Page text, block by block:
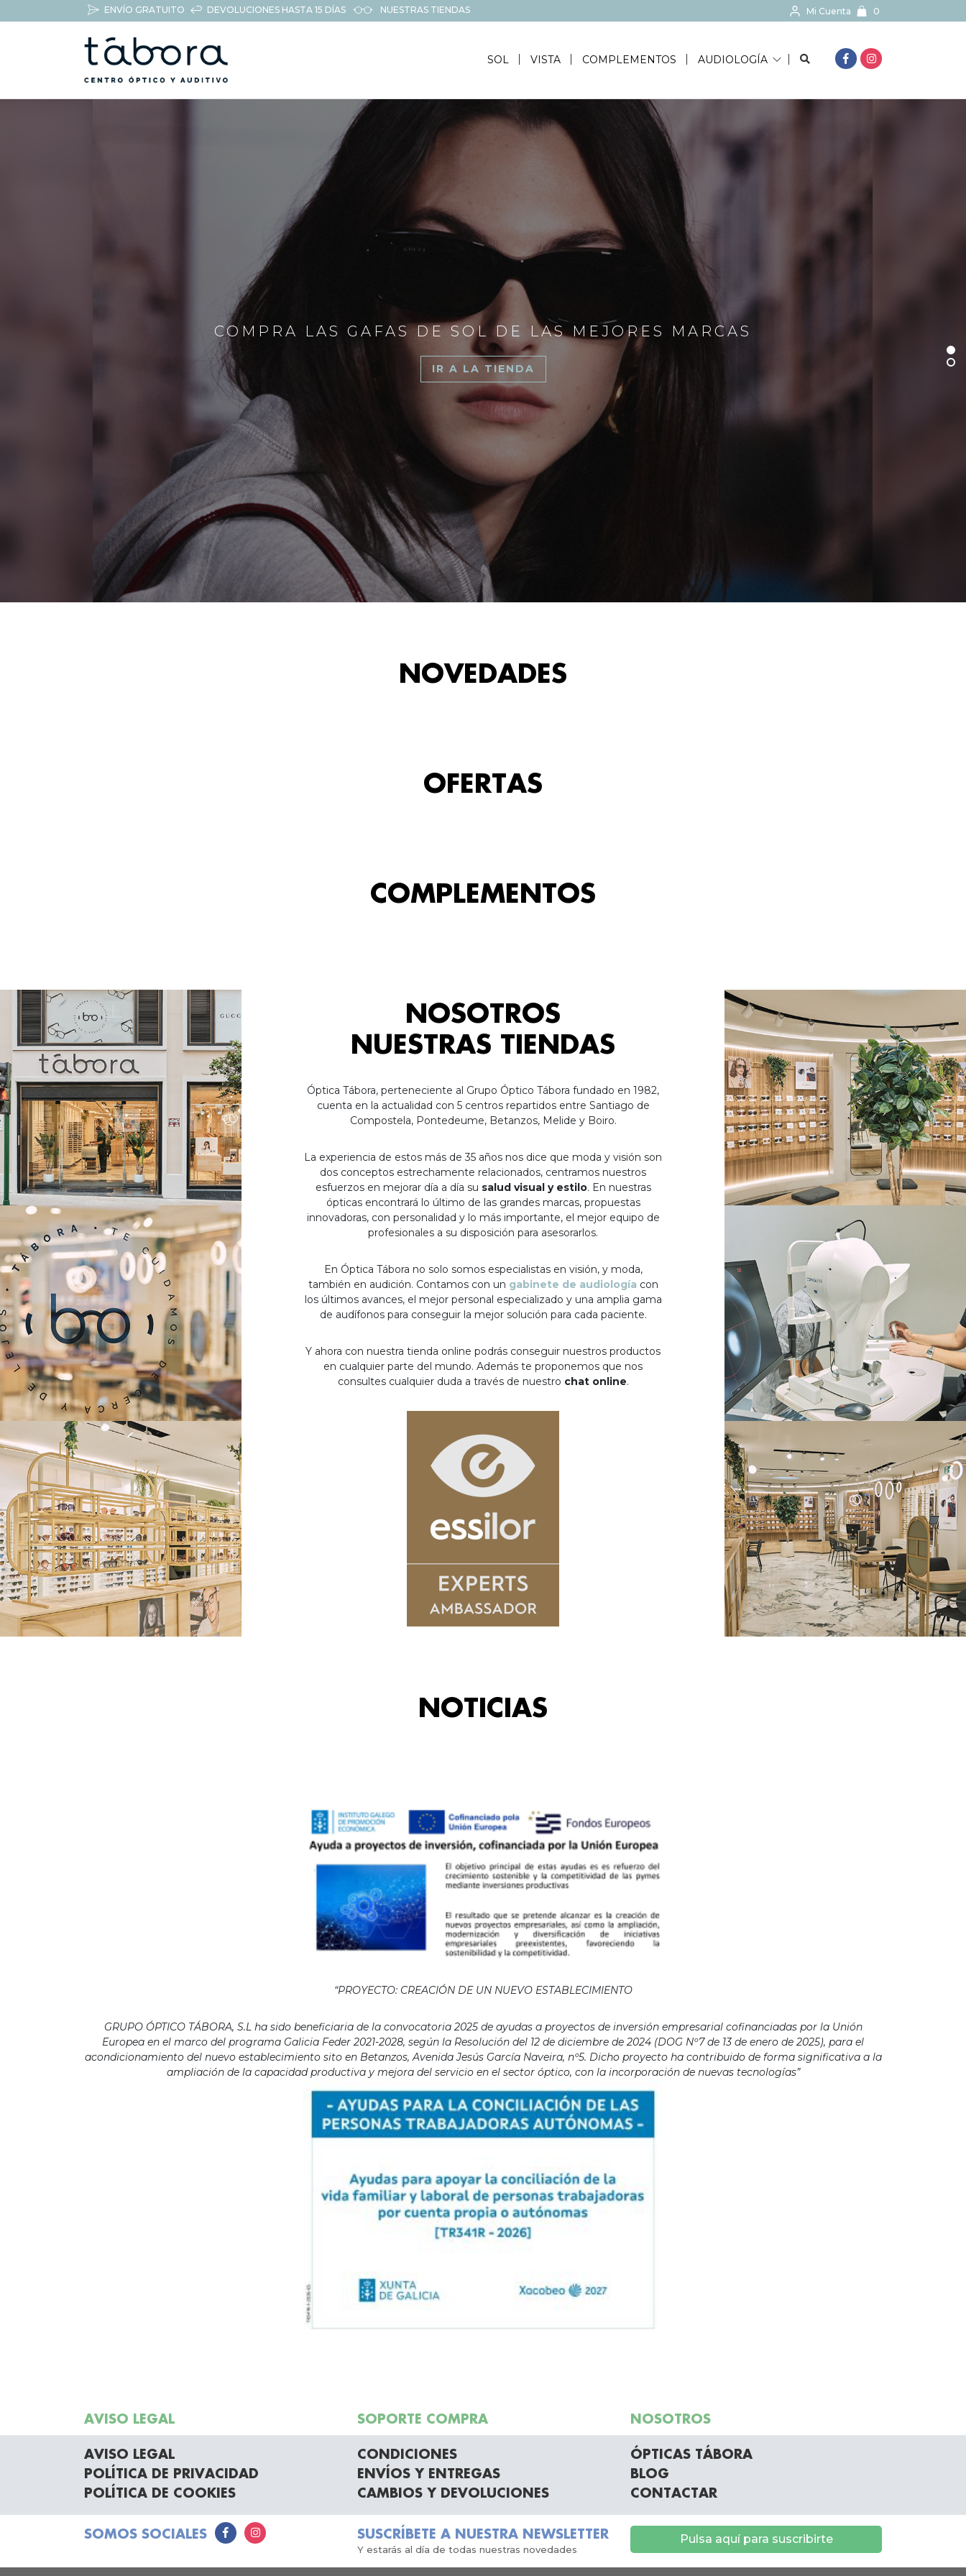
ENVÍO GRATUITO DEVOLUCIONES HASTA 15 DÍAS NUESTRAS TIENDAS Mi Cuenta 0
SOL VISTA COMPLEMENTOS AUDIOLOGÍA BUSCAR...
COMPRA LAS GAFAS DE SOL DE LAS MEJORES MARCAS
IR A LA TIENDA
NOVEDADES
OFERTAS
COMPLEMENTOS
NOSOTROS
NUESTRAS TIENDAS
Óptica Tábora, perteneciente al Grupo Óptico Tábora fundado en 1982,
cuenta en la actualidad con 5 centros repartidos entre Santiago de
Compostela, Pontedeume, Betanzos, Melide y Boiro.
La experiencia de estos más de 35 años nos dice que moda y visión son
dos conceptos estrechamente relacionados, centramos nuestros
esfuerzos en mejorar día a día su salud visual y estilo. En nuestras
ópticas encontrará lo último de las grandes marcas, propuestas
innovadoras, con personalidad y lo más importante, el mejor equipo de
profesionales a su disposición para asesorarlos.
En Óptica Tábora no solo somos especialistas en visión, y moda,
también en audición. Contamos con un gabinete de audiología con
los últimos avances, el mejor personal especializado y una amplia gama
de audífonos para conseguir la mejor solución para cada paciente.
Y ahora con nuestra tienda online podrás conseguir nuestros productos
en cualquier parte del mundo. Además te proponemos que nos
consultes cualquier duda a través de nuestro chat online.
NOTICIAS
“PROYECTO: CREACIÓN DE UN NUEVO ESTABLECIMIENTO
GRUPO ÓPTICO TÁBORA, S.L ha sido beneficiaria de la convocatoria 2025 de ayudas a proyectos de inversión empresarial cofinanciadas por la Unión
Europea en el marco del programa Galicia Feder 2021-2028, según la Resolución del 12 de diciembre de 2024 (DOG Nº7 de 13 de enero de 2025), para el
acondicionamiento del nuevo establecimiento sito en Betanzos, Avenida Jesús García Naveira, nº5. Dicho proyecto ha contribuido de forma significativa a la
ampliación de la capacidad productiva y mejora del servicio en el sector óptico, con la incorporación de nuevas tecnologías”
AVISO LEGAL SOPORTE COMPRA NOSOTROS
AVISO LEGAL
POLÍTICA DE PRIVACIDAD
POLÍTICA DE COOKIES
CONDICIONES
ENVÍOS Y ENTREGAS
CAMBIOS Y DEVOLUCIONES
ÓPTICAS TÁBORA
BLOG
CONTACTAR
SOMOS SOCIALES SUSCRÍBETE A NUESTRA NEWSLETTER
Y estarás al día de todas nuestras novedades
Pulsa aquí para suscribirte